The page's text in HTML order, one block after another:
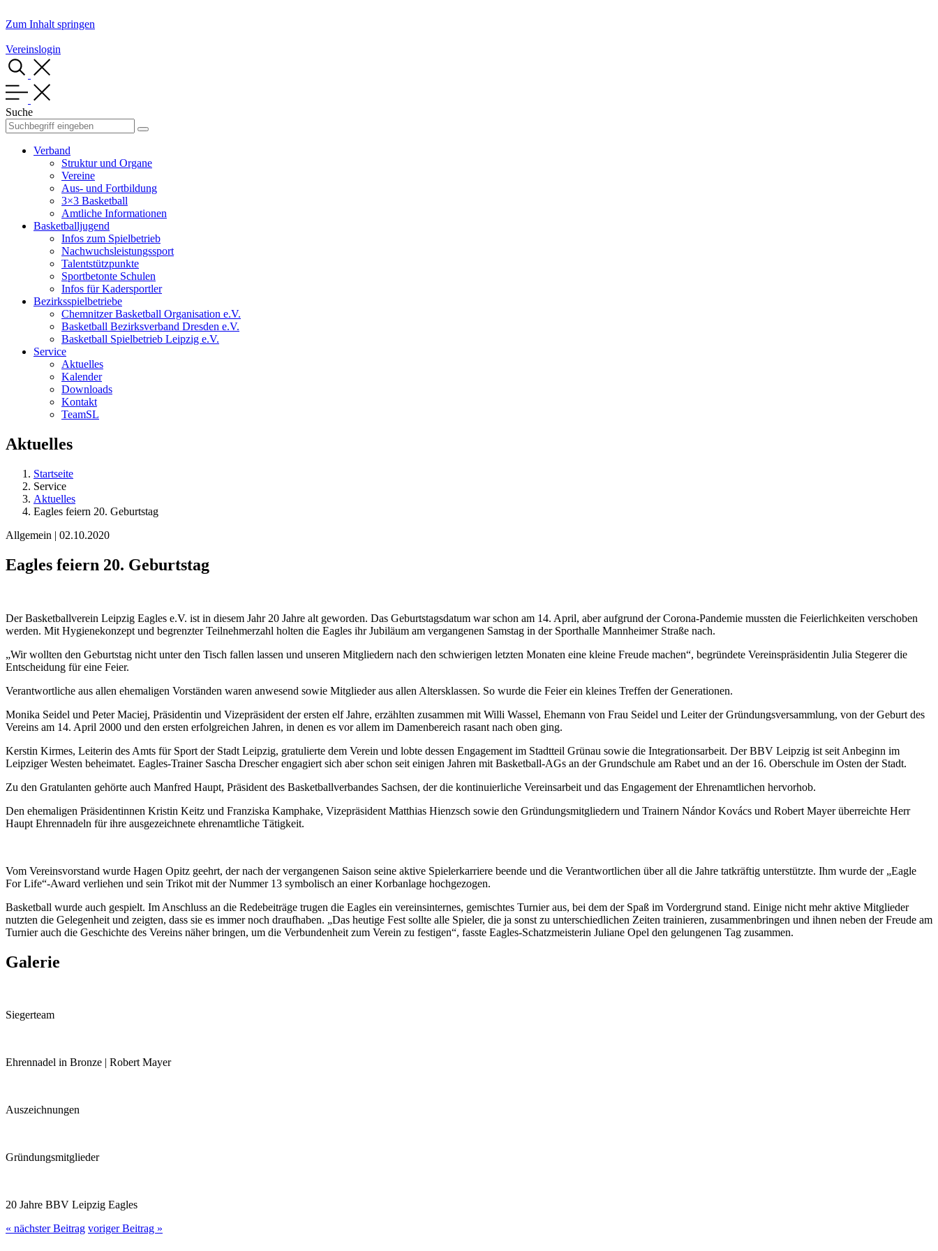
Zum Inhalt springen
Vereinslogin
Suche
Verband
Struktur und Organe
Vereine
Aus- und Fortbildung
3×3 Basketball
Amtliche Informationen
Basketballjugend
Infos zum Spielbetrieb
Nachwuchsleistungssport
Talentstützpunkte
Sportbetonte Schulen
Infos für Kadersportler
Bezirksspielbetriebe
Chemnitzer Basketball Organisation e.V.
Basketball Bezirksverband Dresden e.V.
Basketball Spielbetrieb Leipzig e.V.
Service
Aktuelles
Kalender
Downloads
Kontakt
TeamSL
Aktuelles
Startseite
Service
Aktuelles
Eagles feiern 20. Geburtstag
Allgemein | 02.10.2020
Eagles feiern 20. Geburtstag
Der Basketballverein Leipzig Eagles e.V. ist in diesem Jahr 20 Jahre alt geworden. Das Geburtstagsdatum war schon am 14. April, aber aufgrund der Corona-Pandemie mussten die Feierlichkeiten verschoben
werden. Mit Hygienekonzept und begrenzter Teilnehmerzahl holten die Eagles ihr Jubiläum am vergangenen Samstag in der Sporthalle Mannheimer Straße nach.
„Wir wollten den Geburtstag nicht unter den Tisch fallen lassen und unseren Mitgliedern nach den schwierigen letzten Monaten eine kleine Freude machen“, begründete Vereinspräsidentin Julia Stegerer die
Entscheidung für eine Feier.
Verantwortliche aus allen ehemaligen Vorständen waren anwesend sowie Mitglieder aus allen Altersklassen. So wurde die Feier ein kleines Treffen der Generationen.
Monika Seidel und Peter Maciej, Präsidentin und Vizepräsident der ersten elf Jahre, erzählten zusammen mit Willi Wassel, Ehemann von Frau Seidel und Leiter der Gründungsversammlung, von der Geburt des
Vereins am 14. April 2000 und den ersten erfolgreichen Jahren, in denen es vor allem im Damenbereich rasant nach oben ging.
Kerstin Kirmes, Leiterin des Amts für Sport der Stadt Leipzig, gratulierte dem Verein und lobte dessen Engagement im Stadtteil Grünau sowie die Integrationsarbeit. Der BBV Leipzig ist seit Anbeginn im
Leipziger Westen beheimatet. Eagles-Trainer Sascha Drescher engagiert sich aber schon seit einigen Jahren mit Basketball-AGs an der Grundschule am Rabet und an der 16. Oberschule im Osten der Stadt.
Zu den Gratulanten gehörte auch Manfred Haupt, Präsident des Basketballverbandes Sachsen, der die kontinuierliche Vereinsarbeit und das Engagement der Ehrenamtlichen hervorhob.
Den ehemaligen Präsidentinnen Kristin Keitz und Franziska Kamphake, Vizepräsident Matthias Hienzsch sowie den Gründungsmitgliedern und Trainern Nándor Kovács und Robert Mayer überreichte Herr
Haupt Ehrennadeln für ihre ausgezeichnete ehrenamtliche Tätigkeit.
Vom Vereinsvorstand wurde Hagen Opitz geehrt, der nach der vergangenen Saison seine aktive Spielerkarriere beende und die Verantwortlichen über all die Jahre tatkräftig unterstützte. Ihm wurde der „Eagle
For Life“-Award verliehen und sein Trikot mit der Nummer 13 symbolisch an einer Korbanlage hochgezogen.
Basketball wurde auch gespielt. Im Anschluss an die Redebeiträge trugen die Eagles ein vereinsinternes, gemischtes Turnier aus, bei dem der Spaß im Vordergrund stand. Einige nicht mehr aktive Mitglieder
nutzten die Gelegenheit und zeigten, dass sie es immer noch draufhaben. „Das heutige Fest sollte alle Spieler, die ja sonst zu unterschiedlichen Zeiten trainieren, zusammenbringen und ihnen neben der Freude am
Turnier auch die Geschichte des Vereins näher bringen, um die Verbundenheit zum Verein zu festigen“, fasste Eagles-Schatzmeisterin Juliane Opel den gelungenen Tag zusammen.
Galerie
Siegerteam
Ehrennadel in Bronze | Robert Mayer
Auszeichnungen
Gründungsmitglieder
20 Jahre BBV Leipzig Eagles
« nächster Beitrag voriger Beitrag »